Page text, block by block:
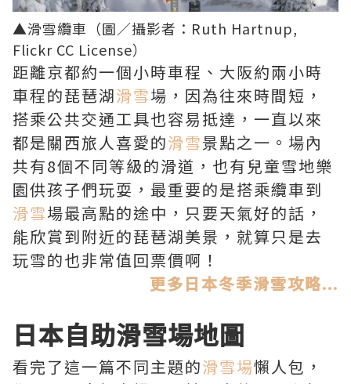
▲滑雪纜車（圖／攝影者： Ruth Hartnup,
Flickr CC License）
距離京都約一個小時車程、大阪約兩小時
車程的琵琶湖滑雪場，因為往來時間短，
搭乘公共交通工具也容易抵達，一直以來
都是關西旅人喜愛的滑雪景點之一。場內
共有8個不同等級的滑道，也有兒童雪地樂
園供孩子們玩耍，最重要的是搭乘纜車到
滑雪場最高點的途中，只要天氣好的話，
能欣賞到附近的琵琶湖美景，就算只是去
玩雪的也非常值回票價啊！
更多日本冬季滑雪攻略...
日本自助滑雪場地圖
看完了這一篇不同主題的滑雪場懶人包，